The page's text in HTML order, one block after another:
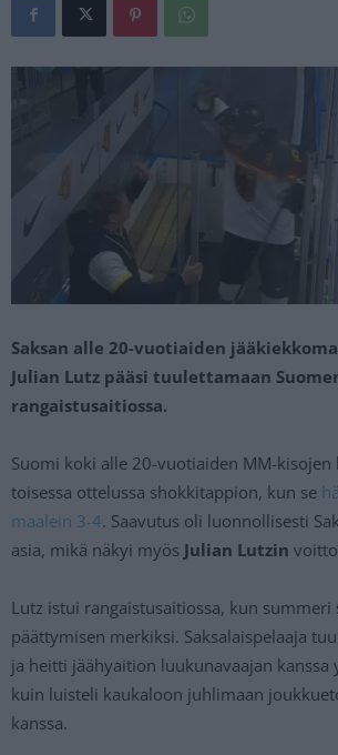
Saksan alle 20-vuotiaiden
Julian Lutz pääsi tuulettamaan
rangaistusaitiossa.
Suomi koki alle 20-vuotiaiden MM-kisojen
toisessa ottelussa shokkitappion, kun se
maalein 3-4. Saavutus oli luonnollisesti
asia, mikä näkyi myös Julian Lutzin
Lutz istui rangaistusaitiossa, kun summeri
päättymisen merkiksi. Saksalaispelaaja
ja heitti jäähyaition luukunavaajan kanssa
kuin luisteli kaukaloon juhlimaan
kanssa.